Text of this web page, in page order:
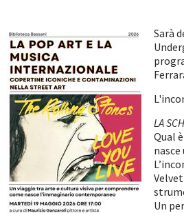
Sarà
LA
Qual
Un